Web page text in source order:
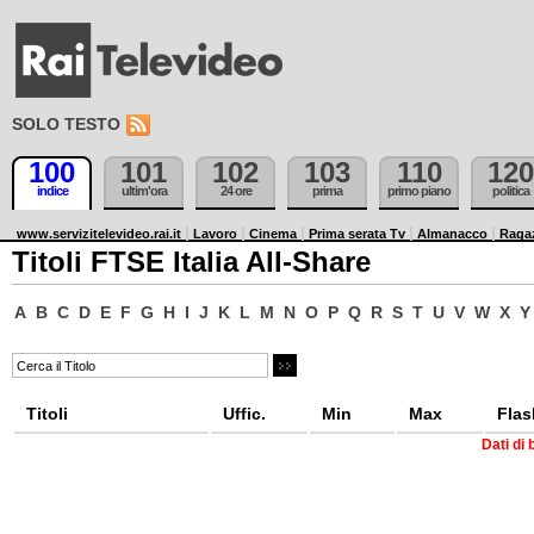
SOLO TESTO
100
indice
101
ultim'ora
102
24 ore
103
prima
110
primo piano
120
politica
www.servizitelevideo.rai.it Lavoro Cinema Prima serata Tv Almanacco
Titoli FTSE Italia All-Share
A B C D E F G H I J K L M N O P Q R S T U V W X Y
Titoli Uffic. Min Max
Dati di